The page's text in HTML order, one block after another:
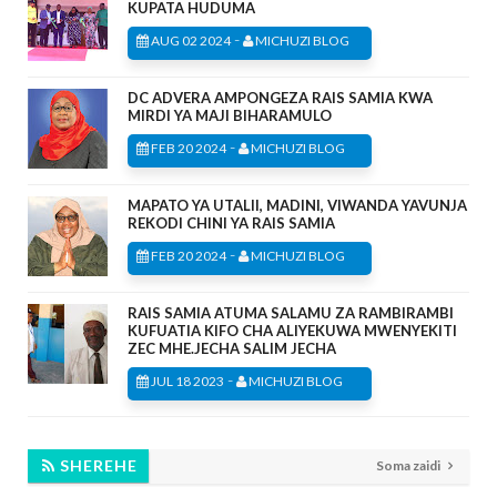
KUPATA HUDUMA
AUG 02 2024- MICHUZI BLOG
DC ADVERA AMPONGEZA RAIS SAMIA KWA
MIRDI YA MAJI BIHARAMULO
FEB 20 2024- MICHUZI BLOG
MAPATO YA UTALII, MADINI, VIWANDA YAVUNJA
REKODI CHINI YA RAIS SAMIA
FEB 20 2024- MICHUZI BLOG
RAIS SAMIA ATUMA SALAMU ZA RAMBIRAMBI
KUFUATIA KIFO CHA ALIYEKUWA MWENYEKITI
ZEC MHE.JECHA SALIM JECHA
JUL 18 2023 - MICHUZI BLOG
SHEREHE Soma zaidi